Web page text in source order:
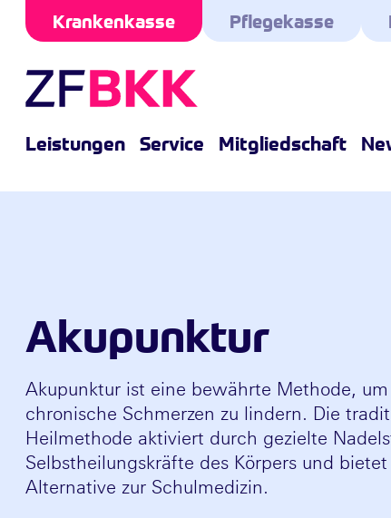
Skip to the content
Krankenkasse Pflegekasse
Leistungen Service Mitgliedschaft
Akupunktur
Akupunktur ist eine bewährte Methode, um
chronische Schmerzen zu lindern. Die
Heilmethode aktiviert durch gezielte
Selbstheilungskräfte des Körpers und
Alternative zur Schulmedizin.